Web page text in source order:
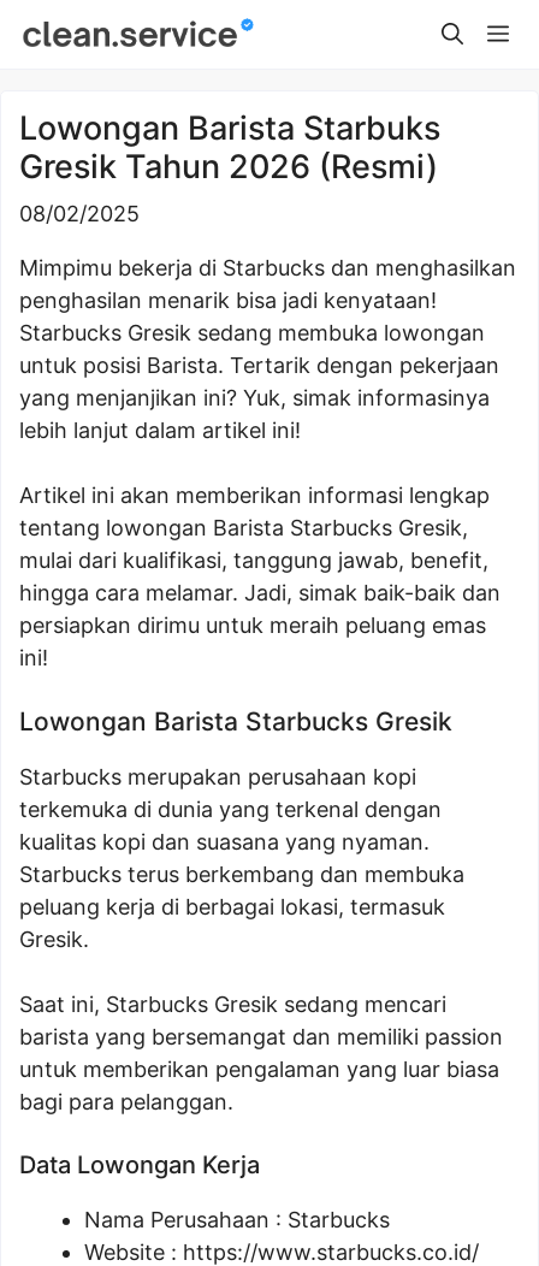
Lowongan Barista Starbuks
Gresik Tahun 2026 (Resmi)
08/02/2025
Mimpimu bekerja di Starbucks dan menghasilkan
penghasilan menarik bisa jadi kenyataan!
Starbucks Gresik sedang membuka lowongan
untuk posisi Barista. Tertarik dengan pekerjaan
yang menjanjikan ini? Yuk, simak informasinya
lebih lanjut dalam artikel ini!
Artikel ini akan memberikan informasi lengkap
tentang lowongan Barista Starbucks Gresik,
mulai dari kualifikasi, tanggung jawab, benefit,
hingga cara melamar. Jadi, simak baik-baik dan
persiapkan dirimu untuk meraih peluang emas
ini!
Lowongan Barista Starbucks Gresik
Starbucks merupakan perusahaan kopi
terkemuka di dunia yang terkenal dengan
kualitas kopi dan suasana yang nyaman.
Starbucks terus berkembang dan membuka
peluang kerja di berbagai lokasi, termasuk
Gresik.
Saat ini, Starbucks Gresik sedang mencari
barista yang bersemangat dan memiliki passion
untuk memberikan pengalaman yang luar biasa
bagi para pelanggan.
Data Lowongan Kerja
Nama Perusahaan : Starbucks
Website : https://www.starbucks.co.id/